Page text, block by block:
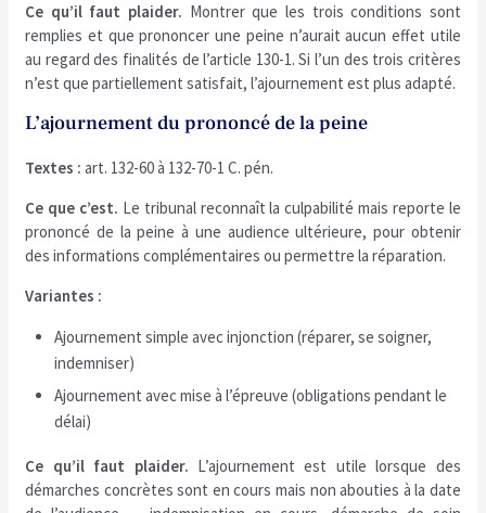
Ce qu’il faut plaider. Montrer que les trois conditions sont
remplies et que prononcer une peine n’aurait aucun effet utile
au regard des finalités de l’article 130-1. Si l’un des trois critères
n’est que partiellement satisfait, l’ajournement est plus adapté.
L’ajournement du prononcé de la peine
Textes : art. 132-60 à 132-70-1 C. pén.
Ce que c’est. Le tribunal reconnaît la culpabilité mais reporte le
prononcé de la peine à une audience ultérieure, pour obtenir
des informations complémentaires ou permettre la réparation.
Variantes :
Ajournement simple avec injonction (réparer, se soigner,
indemniser)
Ajournement avec mise à l’épreuve (obligations pendant le
délai)
Ce qu’il faut plaider. L’ajournement est utile lorsque des
démarches concrètes sont en cours mais non abouties à la date